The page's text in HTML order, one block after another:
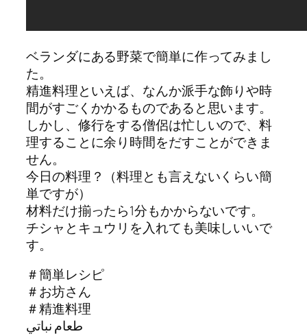
ベランダにある野菜で簡単に作ってみまし
た。
精進料理といえば、なんか派手な飾りや時
間がすごくかかるものであると思います。
しかし、修行をする僧侶は忙しいので、料
理することに余り時間をだすことができま
せん。
今日の料理？（料理とも言えないくらい簡
単ですが）
材料だけ揃ったら1分もかからないです。
チシャとキュウリを入れても美味しいいで
す。
＃簡単レシピ
＃お坊さん
＃精進料理
طعام نباتي